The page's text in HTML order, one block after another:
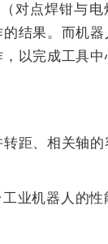
对点焊钳与电
结果。而机器
以完成工具中
距、相关轴的
业机器人的性